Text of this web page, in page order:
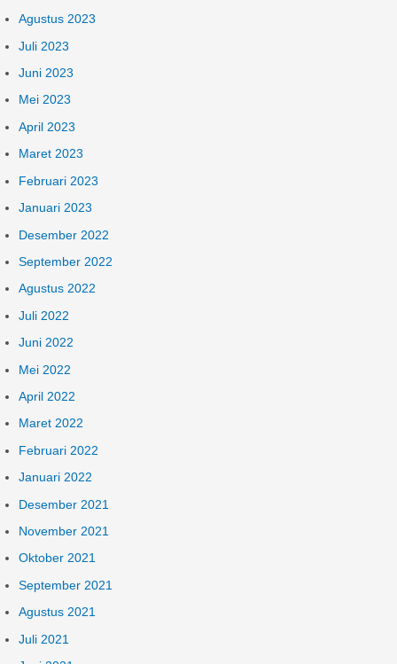
Agustus 2023
Juli 2023
Juni 2023
Mei 2023
April 2023
Maret 2023
Februari 2023
Januari 2023
Desember 2022
September 2022
Agustus 2022
Juli 2022
Juni 2022
Mei 2022
April 2022
Maret 2022
Februari 2022
Januari 2022
Desember 2021
November 2021
Oktober 2021
September 2021
Agustus 2021
Juli 2021